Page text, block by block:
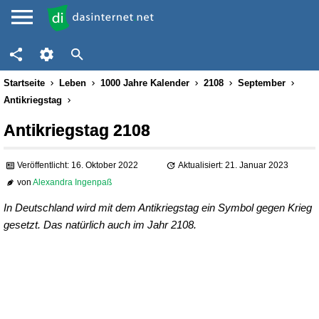
Startseite Leben 1000 Jahre Kalender 2108
September
Antikriegstag
Antikriegstag 2108
Veröffentlicht: 16. Oktober 2022
Aktualisiert: 21. Januar 2023
vonAlexandra Ingenpaß
In Deutschland wird mit dem Antikriegstag ein Symbol gegen Krieg
gesetzt. Das natürlich auch im Jahr 2108.